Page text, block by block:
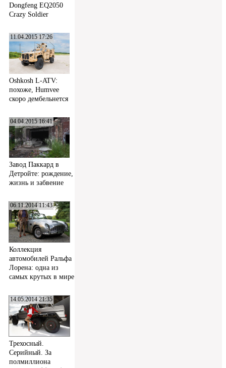
Dongfeng EQ2050
Crazy Soldier
11.04.2015 17:26
Oshkosh L-ATV:
похоже, Humvee
скоро дембельнется
04.04.2015 16:41
Завод Паккард в
Детройте: рождение,
жизнь и забвение
06.11.2014 11:43
Коллекция
автомобилей Ральфа
Лорена: одна из
самых крутых в мире
14.05.2014 21:35
Трехосный.
Серийный. За
полмиллиона